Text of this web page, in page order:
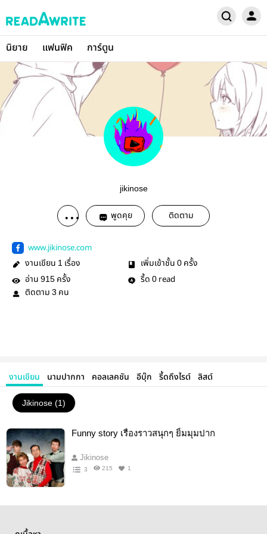
นิยาย แฟนฟิค การ์ตูน
jikinose
พูดคุย ติดตาม
www.jikinose.com
งานเขียน 1 เรื่อง เพิ่มเข้าชั้น 0 ครั้ง
อ่าน 915 ครั้ง รี้ด 0 read
ติดตาม 3 คน
งานเขียน นามปากกา คอลเลคชัน อีบุ๊ก รี้ดถึงไรต์ ลิสต์
Jikinose (1)
Funny story เรื่องราวสนุกๆ ยิ้มมุมปาก
Jikinose
3 215 1